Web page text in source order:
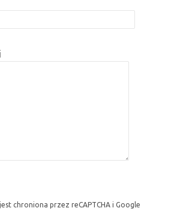
chroniona przez reCAPTCHA i Google